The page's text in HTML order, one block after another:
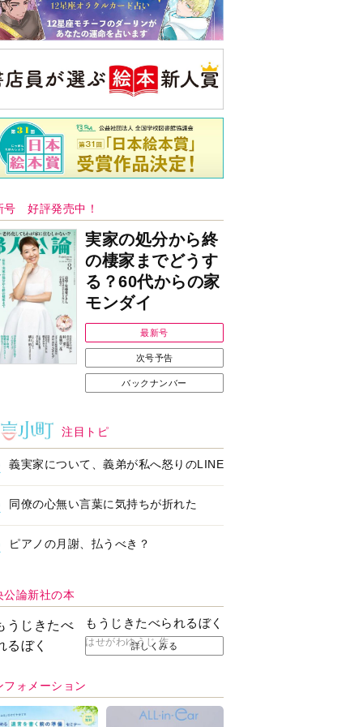
号 好評発売中！
実家の処分から終
の棲家までどうす
る？60代からの家
モンダイ
最新号
次号予告
バックナンバー
注目トピ
義実家について、義弟が私へ怒りのLINE
同僚の心無い言葉に気持ちが折れた
ピアノの月謝、払うべき？
公論新社の本
もうじきたべられるぼく
はせがわゆうじ 作
詳しくみる
フォメーション